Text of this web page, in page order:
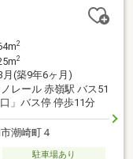
ます。快適な設備と
い暮らしを始めてみ
2
2
月(築9年6ヶ月)
レール 赤嶺駅 バス51
」バス停 停歩11分
潮崎町４
駐車場あり